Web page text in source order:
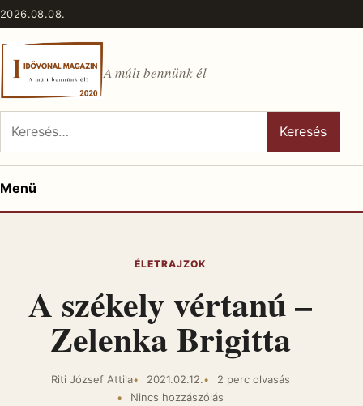
Ugrás a tartalomhoz
2026.08.08.
A múlt bennünk él
Keresés:
Keresés
Menü
ÉLETRAJZOK
A székely vértanú –
Zelenka Brigitta
Riti József Attila 2021.02.12.
2 perc olvasás
Nincs hozzászólás